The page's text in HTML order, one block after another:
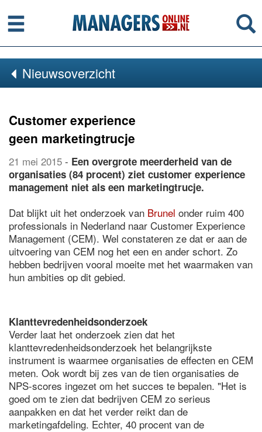
Menu
Nieuwsoverzicht
Customer experience
geen marketingtrucje
21 mei 2015 - Een overgrote meerderheid van de
organisaties (84 procent) ziet customer experience
management niet als een marketingtrucje.
Dat blijkt uit het onderzoek van Brunel onder ruim 400
professionals in Nederland naar Customer Experience
Management (CEM). Wel constateren ze dat er aan de
uitvoering van CEM nog het een en ander schort. Zo
hebben bedrijven vooral moeite met het waarmaken van
hun ambities op dit gebied.
Klanttevredenheidsonderzoek
Verder laat het onderzoek zien dat het
klanttevredenheidsonderzoek het belangrijkste
instrument is waarmee organisaties de effecten en CEM
meten. Ook wordt bij zes van de tien organisaties de
NPS-scores ingezet om het succes te bepalen. "Het is
goed om te zien dat bedrijven CEM zo serieus
aanpakken en dat het verder reikt dan de
marketingafdeling. Echter, 40 procent van de